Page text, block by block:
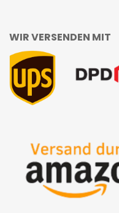
WIR VERSENDEN MIT